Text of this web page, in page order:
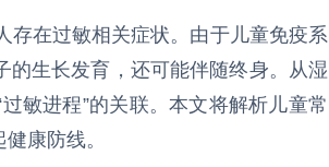
存在过敏相关症状。由于儿童免疫系
生长发育，还可能伴随终身。从湿
敏进程”的关联。本文将解析儿童常
康防线。